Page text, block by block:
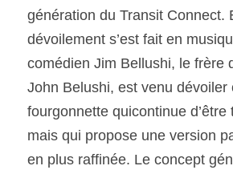
génération du Transit Connect.
dévoilement s’est fait en
comédien Jim Bellushi, le frère
John Belushi, est venu dévoiler
fourgonnette quicontinue d’être
mais qui propose une version
en plus raffinée. Le concept